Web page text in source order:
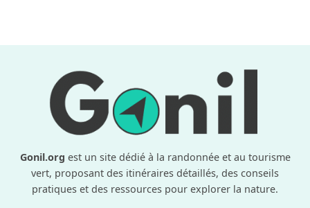
Gonil.org est un site dédié à la randonnée et au tourisme
vert, proposant des itinéraires détaillés, des conseils
pratiques et des ressources pour explorer la nature.